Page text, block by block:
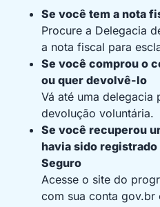
Se você tem a nota
Procure a Delegacia
a nota fiscal para
Se você comprou o
ou quer devolvê-lo
Vá até uma delegacia
devolução voluntária.
Se você recuperou
havia sido
Seguro
Acesse o site do
com sua conta gov.br